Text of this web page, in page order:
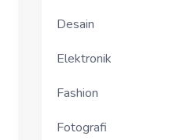
Desain
Elektronik
Fashion
Fotografi